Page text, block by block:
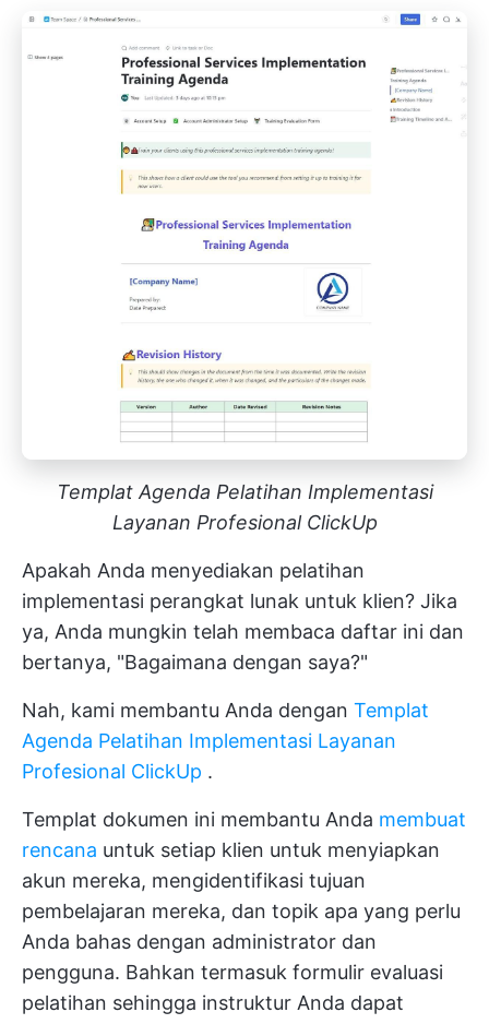
Templat Agenda Pelatihan Implementasi
Layanan Profesional ClickUp
Apakah Anda menyediakan pelatihan
implementasi perangkat lunak untuk klien? Jika
ya, Anda mungkin telah membaca daftar ini dan
bertanya, "Bagaimana dengan saya?"
Nah, kami membantu Anda dengan Templat
Agenda Pelatihan Implementasi Layanan
Profesional ClickUp .
Templat dokumen ini membantu Anda membuat
rencana untuk setiap klien untuk menyiapkan
akun mereka, mengidentifikasi tujuan
pembelajaran mereka, dan topik apa yang perlu
Anda bahas dengan administrator dan
pengguna. Bahkan termasuk formulir evaluasi
pelatihan sehingga instruktur Anda dapat